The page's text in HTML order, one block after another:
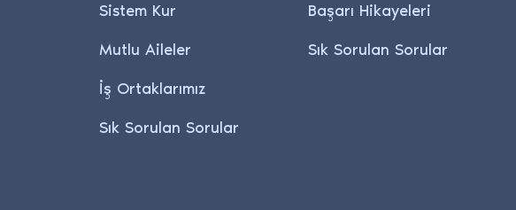
Sistem Kur
Mutlu Aileler
İş Ortaklarımız
Sık Sorulan Sorular
Başarı Hikayeleri
Sık Sorulan Sorular